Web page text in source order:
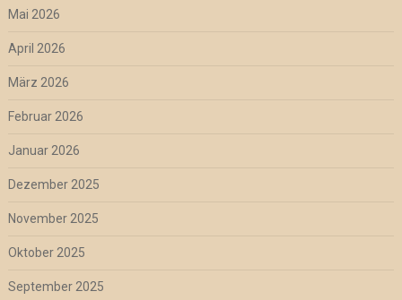
Mai 2026
April 2026
März 2026
Februar 2026
Januar 2026
Dezember 2025
November 2025
Oktober 2025
September 2025